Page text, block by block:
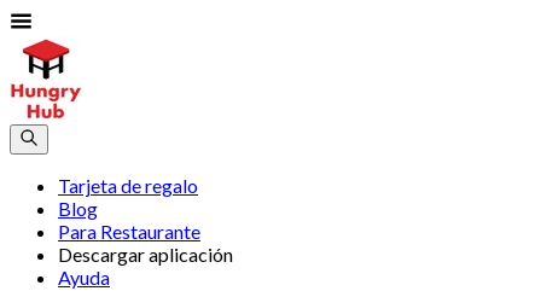
Tarjeta de regalo
Blog
Para Restaurante
Descargar aplicación
Ayuda